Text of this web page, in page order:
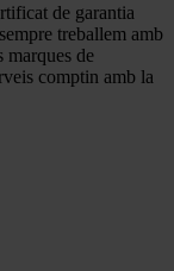
de garantia
treballem amb
marques de
comptin amb la